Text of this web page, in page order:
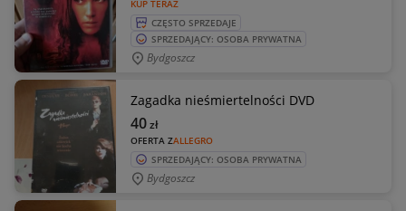
KUP TERAZ
CZĘSTO SPRZEDAJE
SPRZEDAJĄCY: OSOBA PRYWATNA
Bydgoszcz
Zagadka nieśmiertelności DVD
OFERTA ZALLEGRO
40zł
SPRZEDAJĄCY: OSOBA PRYWATNA
Bydgoszcz